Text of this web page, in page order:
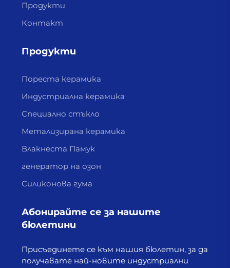
Продукти
Контакт
Продукти
Пореста керамика
Индустриална керамика
Специално стъкло
Метализирана керамика
Влакнеста Памук
генератор на озон
Силиконова гума
Абонирайте се за нашите
бюлетини
Присъединете се към нашия бюлетин, за да
получавате най-новите индустриални